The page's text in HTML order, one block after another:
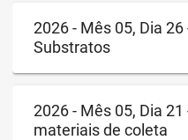
2026 - Mês 05, Dia
Substratos
2026 - Mês 05, Dia
materiais de coleta